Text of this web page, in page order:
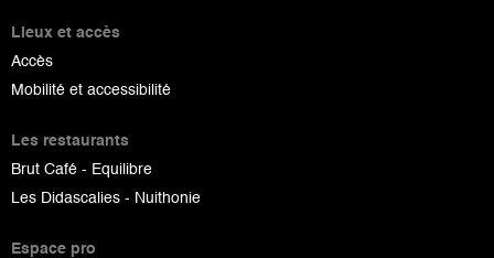
Lieux et accès
Accès
Mobilité et accessibilité
Les restaurants
Brut Café - Equilibre
Les Didascalies - Nuithonie
Espace pro